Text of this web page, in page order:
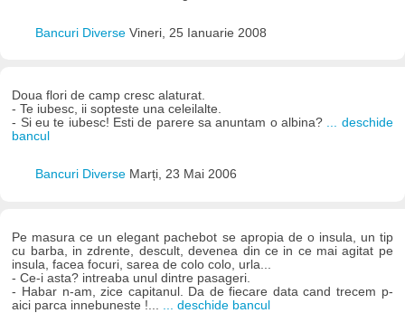
Bancuri Diverse Vineri, 25 Ianuarie 2008
Doua flori de camp cresc alaturat.
- Te iubesc, ii sopteste una celeilalte.
- Si eu te iubesc! Esti de parere sa anuntam o albina? ... deschide
bancul
Bancuri Diverse Marți, 23 Mai 2006
Pe masura ce un elegant pachebot se apropia de o insula, un tip
cu barba, in zdrente, descult, devenea din ce in ce mai agitat pe
insula, facea focuri, sarea de colo colo, urla...
- Ce-i asta? intreaba unul dintre pasageri.
- Habar n-am, zice capitanul. Da de fiecare data cand trecem p-
aici parca innebuneste !...
... deschide bancul